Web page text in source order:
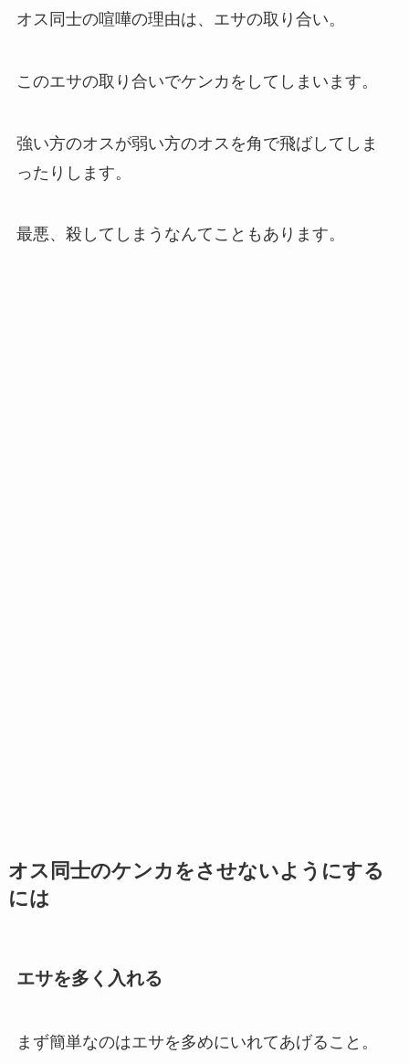
オス同士の喧嘩の理由は、エサの取り合い。
このエサの取り合いでケンカをしてしまいます。
強い方のオスが弱い方のオスを角で飛ばしてしま
ったりします。
最悪、殺してしまうなんてこともあります。
オス同士のケンカをさせないようにする
には
エサを多く入れる
まず簡単なのはエサを多めにいれてあげること。